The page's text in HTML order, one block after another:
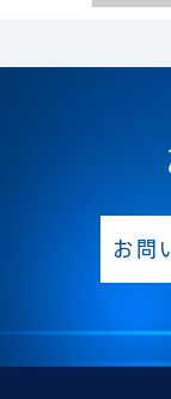
記入され
ございます
当社が保
知および
の結果誤
通知、開
お問